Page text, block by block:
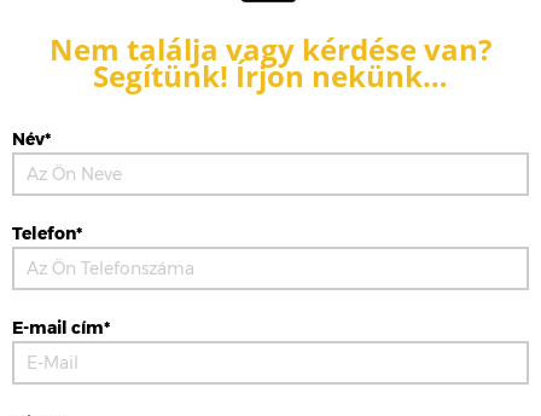
Nem találja vagy kérdése van?
Segítünk! Írjon nekünk…
Név*
Telefon*
E-mail cím*